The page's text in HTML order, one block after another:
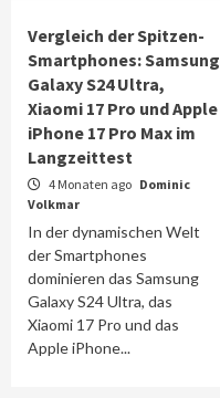
Vergleich der Spitzen-
Smartphones: Samsung
Galaxy S24 Ultra,
Xiaomi 17 Pro und Apple
iPhone 17 Pro Max im
Langzeittest
4 Monaten ago Dominic
Volkmar
In der dynamischen Welt
der Smartphones
dominieren das Samsung
Galaxy S24 Ultra, das
Xiaomi 17 Pro und das
Apple iPhone...